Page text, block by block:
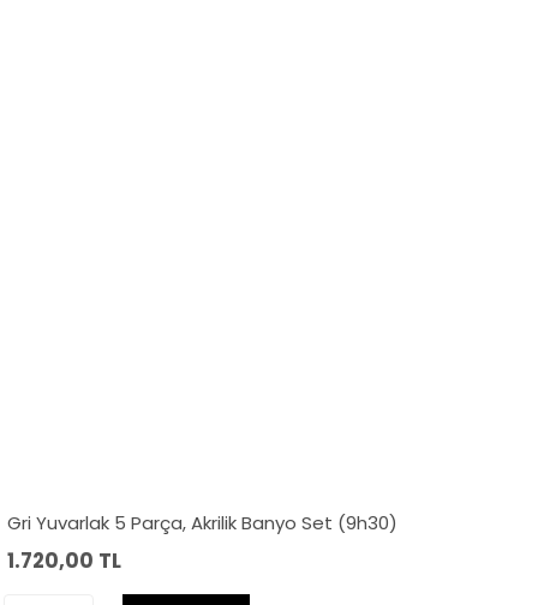
Gri Yuvarlak 5 Parça, Akrilik Banyo Set (9h30)
1.720,00 TL